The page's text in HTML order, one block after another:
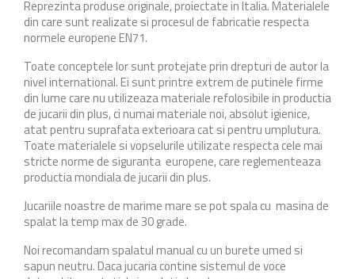
Reprezinta produse originale, proiectate in Italia. Materialele
din care sunt realizate si procesul de fabricatie respecta
normele europene EN71.
Toate conceptele lor sunt protejate prin drepturi de autor la
nivel international. Ei sunt printre extrem de putinele firme
din lume care nu utilizeaza materiale refolosibile in productia
de jucarii din plus, ci numai materiale noi, absolut igienice,
atat pentru suprafata exterioara cat si pentru umplutura.
Toate materialele si vopselurile utilizate respecta cele mai
stricte norme de siguranta europene, care reglementeaza
productia mondiala de jucarii din plus.
Jucariile noastre de marime mare se pot spala cu masina de
spalat la temp max de 30 grade.
Noi recomandam spalatul manual cu un burete umed si
sapun neutru. Daca jucaria contine sistemul de voce